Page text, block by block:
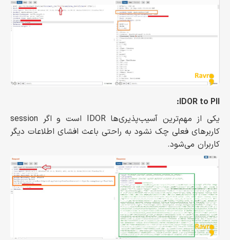
IDOR to PII:
یکی از مهم‌ترین آسیب‌پذیری‌ها IDOR است و اگر session
کاربرهای فعلی چک نشود به راحتی باعث افشای اطلاعات دیگر
کاربران می‌شود.